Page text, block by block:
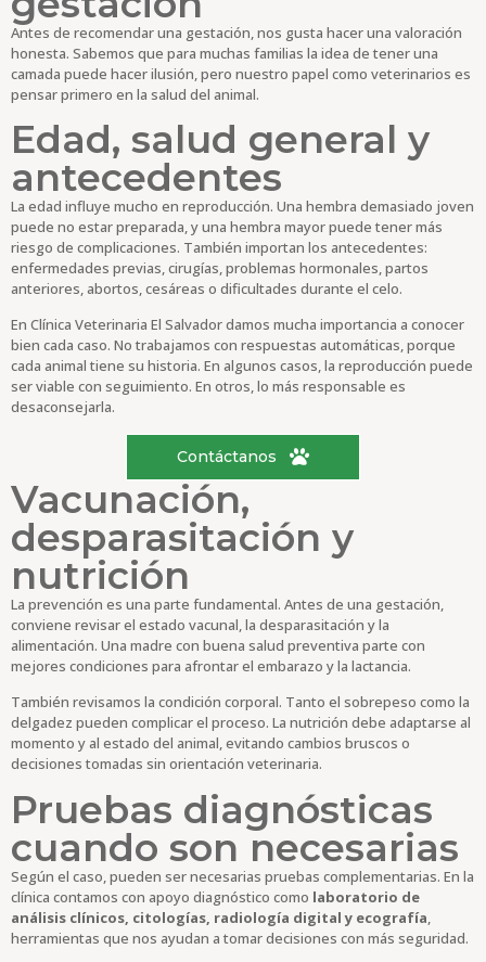
Antes de recomendar una gestación, nos gusta hacer una valoración
honesta. Sabemos que para muchas familias la idea de tener una
camada puede hacer ilusión, pero nuestro papel como veterinarios es
pensar primero en la salud del animal.
Edad, salud general y
antecedentes
La edad influye mucho en reproducción. Una hembra demasiado joven
puede no estar preparada, y una hembra mayor puede tener más
riesgo de complicaciones. También importan los antecedentes:
enfermedades previas, cirugías, problemas hormonales, partos
anteriores, abortos, cesáreas o dificultades durante el celo.
En Clínica Veterinaria El Salvador damos mucha importancia a conocer
bien cada caso. No trabajamos con respuestas automáticas, porque
cada animal tiene su historia. En algunos casos, la reproducción puede
ser viable con seguimiento. En otros, lo más responsable es
desaconsejarla.
Contáctanos
Vacunación,
desparasitación y
nutrición
La prevención es una parte fundamental. Antes de una gestación,
conviene revisar el estado vacunal, la desparasitación y la
alimentación. Una madre con buena salud preventiva parte con
mejores condiciones para afrontar el embarazo y la lactancia.
También revisamos la condición corporal. Tanto el sobrepeso como la
delgadez pueden complicar el proceso. La nutrición debe adaptarse al
momento y al estado del animal, evitando cambios bruscos o
decisiones tomadas sin orientación veterinaria.
Pruebas diagnósticas
cuando son necesarias
Según el caso, pueden ser necesarias pruebas complementarias. En la
clínica contamos con apoyo diagnóstico como laboratorio de
análisis clínicos, citologías, radiología digital y ecografía
herramientas que nos ayudan a tomar decisiones con más seguridad.